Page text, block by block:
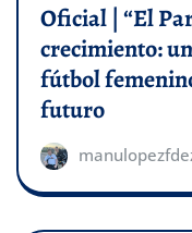
Oficial | “El
crecimiento:
fútbol
futuro